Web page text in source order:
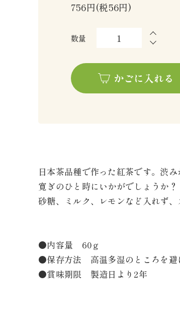
756円(税56円)
数量
かごに入れる
日本茶品種で作った紅茶です。渋
寛ぎのひと時にいかがでしょうか？
砂糖、ミルク、レモンなど入れず、
●内容量 60ｇ
●保存方法 高温多湿のところを避
●賞味期限 製造日より2年